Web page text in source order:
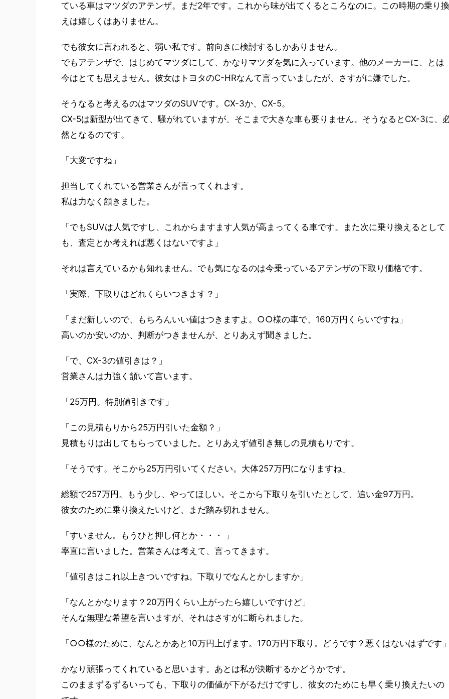
ている車はマツダのアテンザ。まだ2年です。これから味が出てくるところなのに。この時期の乗り換
えは嬉しくはありません。
でも彼女に言われると、弱い私です。前向きに検討するしかありません。
でもアテンザで、はじめてマツダにして、かなりマツダを気に入っています。他のメーカーに、とは
今はとても思えません。彼女はトヨタのC-HRなんて言っていましたが、さすがに嫌でした。
そうなると考えるのはマツダのSUVです。CX-3か、CX-5。
CX-5は新型が出てきて、騒がれていますが、そこまで大きな車も要りません。そうなるとCX-3に、
然となるのです。
「大変ですね」
担当してくれている営業さんが言ってくれます。
私は力なく頷きました。
「でもSUVは人気ですし、これからますます人気が高まってくる車です。また次に乗り換えるとして
も、査定とか考えれば悪くはないですよ」
それは言えているかも知れません。でも気になるのは今乗っているアテンザの下取り価格です。
「実際、下取りはどれくらいつきます？」
「まだ新しいので、もちろんいい値はつきますよ。○○様の車で、160万円くらいですね」
高いのか安いのか、判断がつきませんが、とりあえず聞きました。
「で、CX-3の値引きは？」
営業さんは力強く頷いて言います。
「25万円。特別値引きです」
「この見積もりから25万円引いた金額？」
見積もりは出してもらっていました。とりあえず値引き無しの見積もりです。
「そうです。そこから25万円引いてください。大体257万円になりますね」
総額で257万円。もう少し、やってほしい。そこから下取りを引いたとして、追い金97万円。
彼女のために乗り換えたいけど、まだ踏み切れません。
「すいません。もうひと押し何とか・・・ 」
率直に言いました。営業さんは考えて、言ってきます。
「値引きはこれ以上きついですね。下取りでなんとかしますか」
「なんとかなります？20万円くらい上がったら嬉しいですけど」
そんな無理な希望を言いますが、それはさすがに断られました。
「○○様のために、なんとかあと10万円上げます。170万円下取り。どうです？悪くはないはずです
かなり頑張ってくれていると思います。あとは私が決断するかどうかです。
このままずるずるいっても、下取りの価値が下がるだけですし、彼女のためにも早く乗り換えたいの